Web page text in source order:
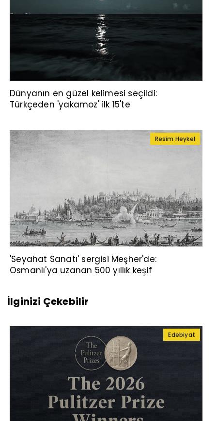
Dünyanın en güzel kelimesi seçildi:
Türkçeden 'yakamoz' ilk 15'te
Resim Heykel
'Seyahat Sanatı' sergisi Meşher'de:
Osmanlı'ya uzanan 500 yıllık keşif
İlginizi Çekebilir
Edebiyat